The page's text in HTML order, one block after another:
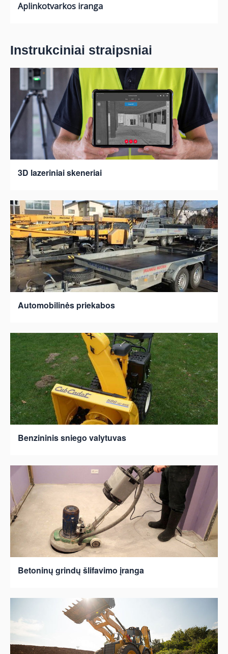
Aplinkotvarkos iranga
Instrukciniai straipsniai
3D lazeriniai skeneriai
Automobilinės priekabos
Benzininis sniego valytuvas
Betoninų grindų šlifavimo įranga